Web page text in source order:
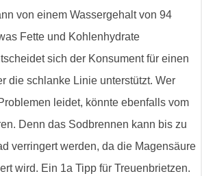
von einem Wassergehalt von 94
Fette und Kohlenhydrate
sich der Konsument für einen
die schlanke Linie unterstützt. Wer
leidet, könnte ebenfalls vom
Denn das Sodbrennen kann bis zu
verringert werden, da die Magensäure
wird. Ein 1a Tipp für Treuenbrietzen.